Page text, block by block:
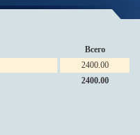
Всего
2400.00
2400.00